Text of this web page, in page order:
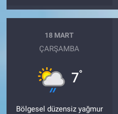
18 MART
ÇARŞAMBA
7°
Bölgesel düzensiz yağmur